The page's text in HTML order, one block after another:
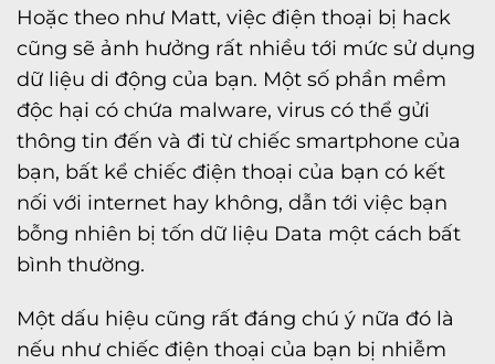
Hoặc theo như Matt, việc điện thoại bị hack
cũng sẽ ảnh hưởng rất nhiều tới mức sử dụng
dữ liệu di động của bạn. Một số phần mềm
độc hại có chứa malware, virus có thể gửi
thông tin đến và đi từ chiếc smartphone của
bạn, bất kể chiếc điện thoại của bạn có kết
nối với internet hay không, dẫn tới việc bạn
bỗng nhiên bị tốn dữ liệu Data một cách bất
bình thường.
Một dấu hiệu cũng rất đáng chú ý nữa đó là
nếu như chiếc điện thoại của bạn bị nhiễm